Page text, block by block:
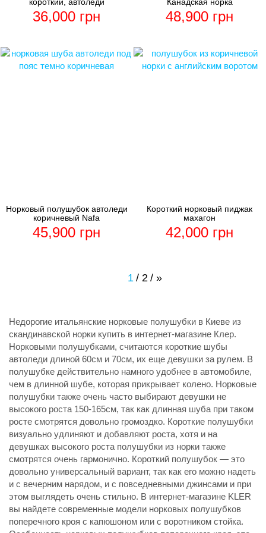
48,900 грн
36,000 грн
Короткий норковый пиджак
махагон
42,000 грн
Норковый полушубок автоледи
коричневый Nafa
45,900 грн
1 2 »
Недорогие итальянские норковые полушубки в Киеве из
скандинавской норки купить в интернет-магазине Клер.
Норковыми полушубками, считаются короткие шубы
автоледи длиной 60см и 70см, их еще девушки за рулем. В
полушубке действительно намного удобнее в автомобиле,
чем в длинной шубе, которая прикрывает колено. Норковые
полушубки также очень часто выбирают девушки не
высокого роста 150-165см, так как длинная шуба при таком
росте смотрятся довольно громоздко. Короткие полушубки
визуально удлиняют и добавляют роста, хотя и на
девушках высокого роста полушубки из норки также
смотрятся очень гармонично. Короткий полушубок — это
довольно универсальный вариант, так как его можно надеть
и с вечерним нарядом, и с повседневными джинсами и при
этом выглядеть очень стильно. В интернет-магазине KLER
вы найдете современные модели норковых полушубков
поперечного кроя с капюшоном или с воротником стойка.